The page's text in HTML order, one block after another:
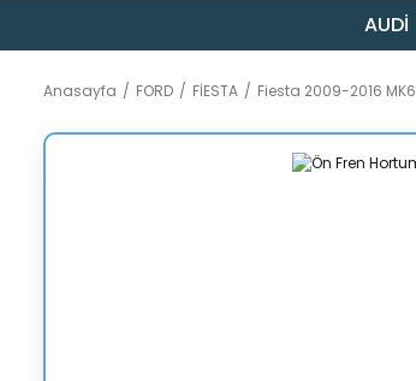
AUDİ
Anasayfa FORD FİESTA Fiesta 2009-2016 MK6